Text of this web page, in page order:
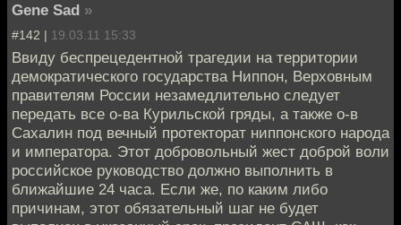
Gene Sad »
#142 | 19.03.11 15:33
Ввиду беспрецедентной трагедии на территории
демократического государства Ниппон, Верховным
правителям России незамедлительно следует
передать все о-ва Курильской гряды, а также о-в
Сахалин под вечный протекторат ниппонского народа
и императора. Этот добровольный жест доброй воли
российское руководство должно выполнить в
ближайшие 24 часа. Если же, по каким либо
причинам, этот обязательный шаг не будет